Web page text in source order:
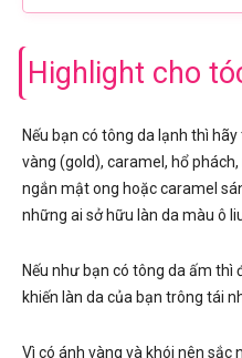
Highlight cho
Nếu bạn có tông da lạnh thì
vàng (gold), caramel, hổ
ngắn mật ong hoặc caramel
những ai sở hữu làn da màu ô
Nếu như bạn có tông da ấm
khiến làn da của bạn trông tái
Vì có ánh vàng và khói nên sắc